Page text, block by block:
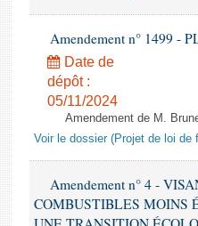
Questions écrites et orales
Comptes rendus des débats
Amendement n° 1499 -
Date de
dépôt :
05/11/2024
Amendement de M.
Voir le dossier (Projet de loi de
Amendement n° 4 -
COMBUSTIBLES MOINS